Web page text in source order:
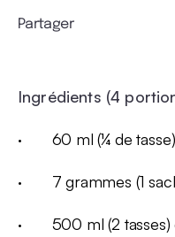
Partager
Ingrédients (4
· 60 ml (¼ de tasse)
· 7 grammes (1
· 500 ml (2 tasses)